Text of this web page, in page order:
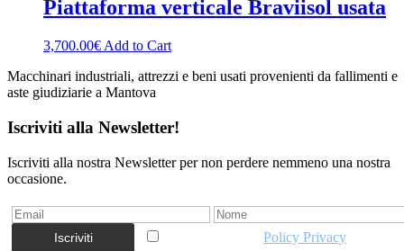
Piattaforma verticale Braviisol usata
3,700.00€ Add to Cart
Macchinari industriali, attrezzi e beni usati provenienti da fallimenti e
aste giudiziarie a Mantova
Iscriviti alla Newsletter!
Iscriviti alla nostra Newsletter per non perdere nemmeno una nostra
occasione.
Policy Privacy